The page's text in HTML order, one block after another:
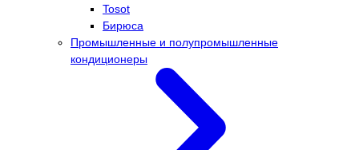
Tosot
Бирюса
Промышленные и полупромышленные
кондиционеры